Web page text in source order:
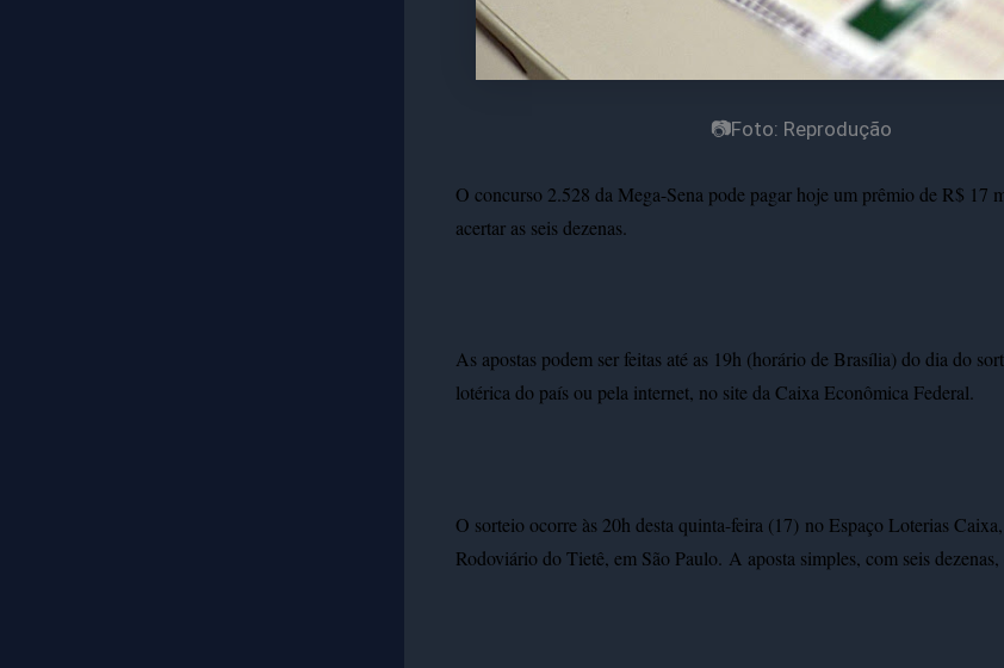
📷Foto: Reprodução
O concurso 2.528 da Mega-Sena pode pagar hoje um prêmio de R$ 17
acertar as seis dezenas.
As apostas podem ser feitas até as 19h (horário de Brasília) do dia do
lotérica do país ou pela internet, no site da Caixa Econômica Federal.
O sorteio ocorre às 20h desta quinta-feira (17) no Espaço Loterias
Rodoviário do Tietê, em São Paulo. A aposta simples, com seis